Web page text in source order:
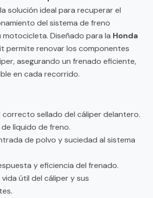
solución ideal para recuperar el
del sistema de freno
Diseñado para la Honda
permite renovar los componentes
asegurando un frenado eficiente,
en cada recorrido.
correcto sellado del cáliper delantero.
líquido de freno.
de polvo y suciedad al sistema
y eficiencia del frenado.
útil del cáliper y sus